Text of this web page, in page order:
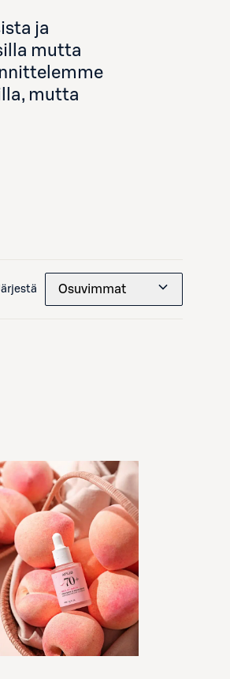
ja
mutta
mutta
Osuvimmat